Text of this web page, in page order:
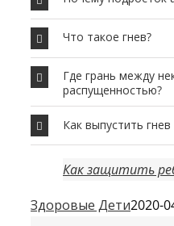
Что такое гнев?
Где грань между
распущенностью?
Как выпустить
Как защитить
Здоровые Дети2020-